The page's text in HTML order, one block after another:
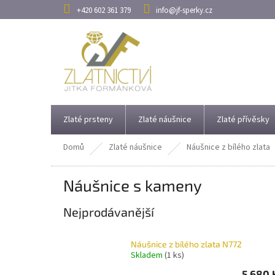
na
+420 602 361 379 info@jf-sperky.cz
Zlaté prsteny Zlaté náušnice Zlaté přívěsky
Domů Zlaté náušnice Náušnice z bílého zlata
Náušnice s kameny
Nejprodávanější
Náušnice z bílého zlata N772
Skladem (1 ks)